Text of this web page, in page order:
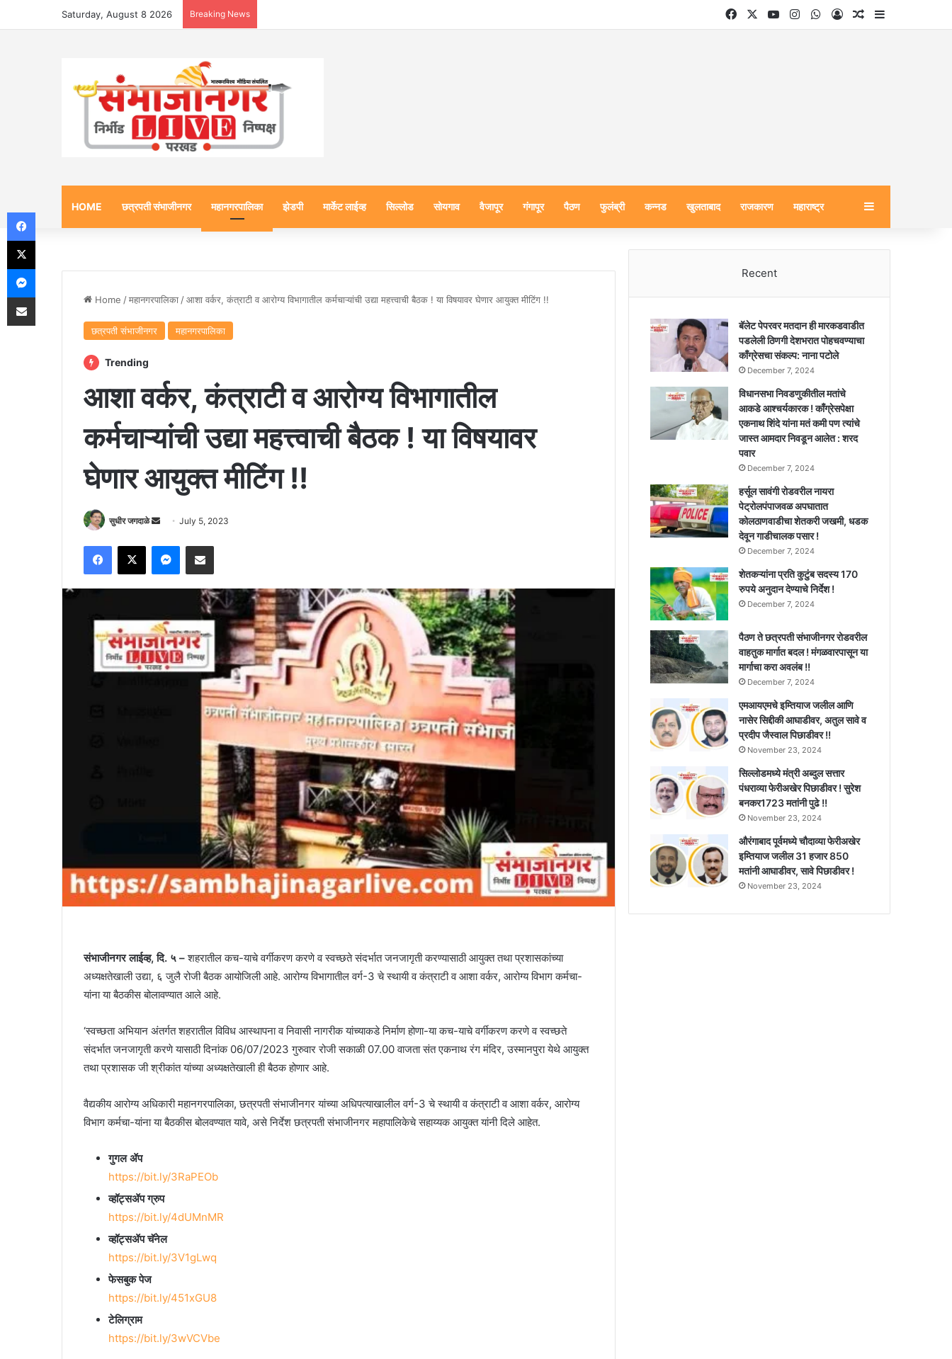
Saturday, August 8 2026 Breaking News FacebookYouTubeInstagramWhatsApp
Log InRandom Article
Sidebar
HOME छत्रपती संभाजीनगर महानगरपालिका झेडपी मार्केट लाईव्ह सिल्लोड सोयगाव वैजापूर गंगापूर पैठण फुलंब्री कन्नड खुलताबाद राजकारण महाराष्ट्र Sidebar
Home /महानगरपालिका /आशा वर्कर, कंत्राटी व आरोग्य विभागातील कर्मचाऱ्यांची उद्या महत्त्वाची बैठक ! या विषयावर घेणार आयुक्त मीटिंग !!
छत्रपती संभाजीनगर महानगरपालिका
Trending
आशा वर्कर, कंत्राटी व आरोग्य विभागातील
कर्मचाऱ्यांची उद्या महत्त्वाची बैठक ! या विषयावर
घेणार आयुक्त मीटिंग !!
सुधीर जगदाळे
Send
email
July 5, 2023
Facebook
X Messenger
Share via Email
संभाजीनगर लाईव्ह, दि. ५ –शहरातील कच-याचे वर्गीकरण करणे व स्वच्छते संदर्भात जनजागृती करण्यासाठी आयुक्त तथा प्रशासकांच्या
अध्यक्षतेखाली उद्या, ६ जुलै रोजी बैठक आयोजिली आहे. आरोग्य विभागातील वर्ग-3 चे स्थायी व कंत्राटी व आशा वर्कर, आरोग्य विभाग कर्मचा-
यांना या बैठकीस बोलावण्यात आले आहे.
‘स्वच्छता अभियान अंतर्गत शहरातील विविध आस्थापना व निवासी नागरीक यांच्याकडे निर्माण होणा-या कच-याचे वर्गीकरण करणे व स्वच्छते
संदर्भात जनजागृती करणे यासाठी दिनांक 06/07/2023 गुरुवार रोजी सकाळी 07.00 वाजता संत एकनाथ रंग मंदिर, उस्मानपुरा येथे आयुक्त
तथा प्रशासक जी श्रीकांत यांच्या अध्यक्षतेखाली ही बैठक होणार आहे.
वैद्यकीय आरोग्य अधिकारी महानगरपालिका, छत्रपती संभाजीनगर यांच्या अधिपत्याखालील वर्ग-3 चे स्थायी व कंत्राटी व आशा वर्कर, आरोग्य
विभाग कर्मचा-यांना या बैठकीस बोलवण्यात यावे, असे निर्देश छत्रपती संभाजीनगर महापालिकेचे सहाय्यक आयुक्त यांनी दिले आहेत.
गुगल ॲप
https://bit.ly/3RaPEOb
व्हॉट्सॲप ग्रुप
https://bit.ly/4dUMnMR
व्हॉट्सॲप चॅनेल
https://bit.ly/3V1gLwq
फेसबुक पेज
https://bit.ly/451xGU8
टेलिग्राम
https://bit.ly/3wVCVbe
Recent
बॅलेट पेपरवर मतदान ही मारकडवाडीत
पडलेली ठिणगी देशभरात पोहचवण्याचा
काँग्रेसचा संकल्प: नाना पटोले
December 7, 2024
विधानसभा निवडणुकीतील मतांचे
आकडे आश्चर्यकारक ! काँग्रेसपेक्षा
एकनाथ शिंदे यांना मतं कमी पण त्यांचे
जास्त आमदार निवडून आलेत : शरद
पवार
December 7, 2024
हर्सूल सावंगी रोडवरील नायरा
पेट्रोलपंपाजवळ अपघातात
कोलठाणवाडीचा शेतकरी जखमी, धडक
देवून गाडीचालक पसार !
December 7, 2024
शेतकऱ्यांना प्रति कुटुंब सदस्य 170
रुपये अनुदान देण्याचे निर्देश !
December 7, 2024
पैठण ते छत्रपती संभाजीनगर रोडवरील
वाहतुक मार्गात बदल ! मंगळवारपासून या
मार्गाचा करा अवलंब !!
December 7, 2024
एमआयएमचे इम्तियाज जलील आणि
नासेर सिद्दीकी आघाडीवर, अतुल सावे व
प्रदीप जैस्वाल पिछाडीवर !!
November 23, 2024
सिल्लोडमध्ये मंत्री अब्दुल सत्तार
पंधराव्या फेरीअखेर पिछाडीवर ! सुरेश
बनकर1723 मतांनी पुढे !!
November 23, 2024
औरंगाबाद पूर्वमध्ये चौदाव्या फेरीअखेर
इम्तियाज जलील 31 हजार 850
मतांनी आघाडीवर, सावे पिछाडीवर !
November 23, 2024
Facebook
X
Messenger
Share via Email